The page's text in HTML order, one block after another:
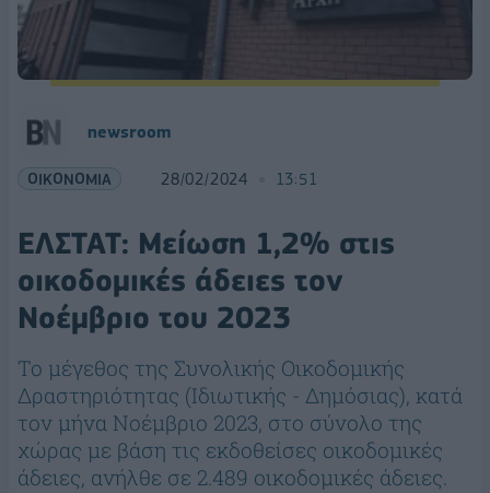
newsroom
ΟΙΚΟΝΟΜΙΑ 28/02/2024 13:51
ΕΛΣΤΑΤ: Μείωση 1,2% στις
οικοδομικές άδειες τον
Νοέμβριο του 2023
Το μέγεθος της Συνολικής Οικοδομικής
Δραστηριότητας (Ιδιωτικής - Δημόσιας), κατά
τον μήνα Νοέμβριο 2023, στο σύνολο της
χώρας με βάση τις εκδοθείσες οικοδομικές
άδειες, ανήλθε σε 2.489 οικοδομικές άδειες.